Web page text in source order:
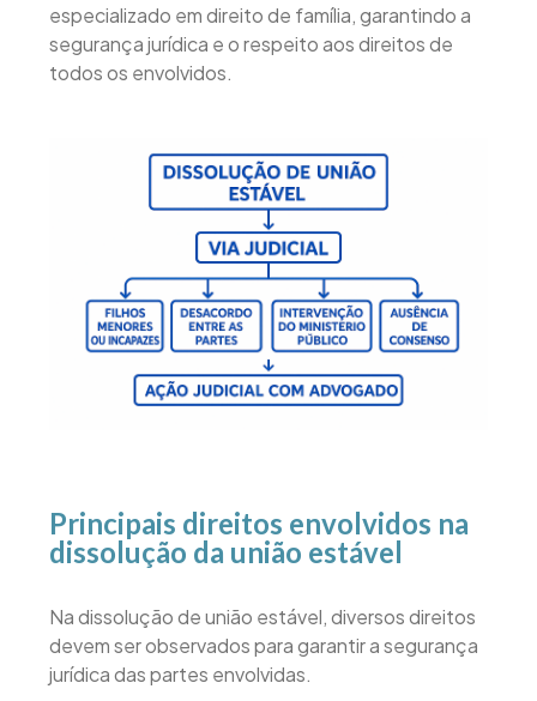
especializado em direito de família, garantindo a
segurança jurídica e o respeito aos direitos de
todos os envolvidos.
Principais direitos envolvidos na
dissolução da união estável
Na dissolução de união estável, diversos direitos
devem ser observados para garantir a segurança
jurídica das partes envolvidas.